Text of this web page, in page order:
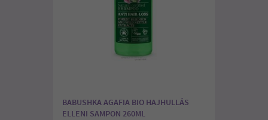
BABUSHKA AGAFIA BIO HAJHULLÁS
ELLENI SAMPON 260ML